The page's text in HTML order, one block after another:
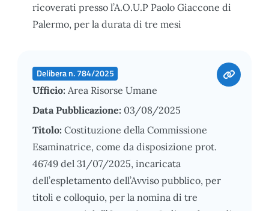
ricoverati presso l’A.O.U.P Paolo Giaccone di
Palermo, per la durata di tre mesi
Delibera n. 784/2025
Ufficio: Area Risorse Umane
Data Pubblicazione: 03/08/2025
Titolo: Costituzione della Commissione
Esaminatrice, come da disposizione prot.
46749 del 31/07/2025, incaricata
dell’espletamento dell’Avviso pubblico, per
titoli e colloquio, per la nomina di tre